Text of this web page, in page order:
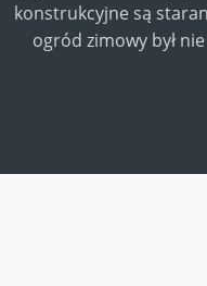
konstrukcyjne są
ogród zimowy był